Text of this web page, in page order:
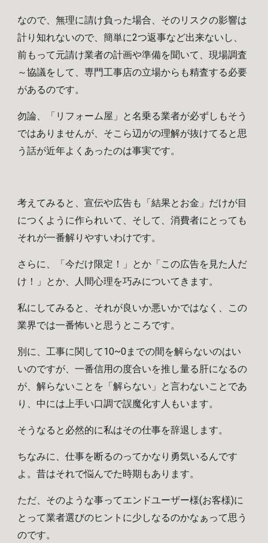
なので、無理に請け負った場合、そのリスクの影響は
計り知れないので、簡単に2つ返事など出来ないし、
前もって元請け業者の計画や準備を聞いて、現場調査
～協議をして、専門工事店の立場からも精査する必要
があるのです。
勿論、「リフォーム屋」と名乗る業者が必ずしもそう
ではありませんが、そこら辺がの理解が抜けてると思
う話が近年よくあったのは事実です。
考えてみると 、宣伝や広告も 「結果とお金」だけが目
につくように作られいて、そして、消費者にとって も
それが一番解りやすいわけです。
さらに、「今だけ限定！」とか「この広告を見た人だ
け！」とか、人間心理を巧みについてきます。
私にしてみると、それが良いか悪いかではなく、この
業界では一番怖いと思うところです。
別に、工事に関して10~0までの間を解らないのはい
いのですが、一番信用の度合いを推し量る肝になるの
が、解らないことを「解らない」と言わないことであ
り、中には上手い口調で誤魔化す人もいます。
そうなると必然的に私はその仕事を辞退します。
ちなみに、仕事を断るのってかなり勇気いるんです
よ。昔はそれで悩んでた時期もあります。
ただ、そのような事ってエンドユーザー様(お客様)に
とって業者選びのヒントに少しなるのかなぁって思う
のです。